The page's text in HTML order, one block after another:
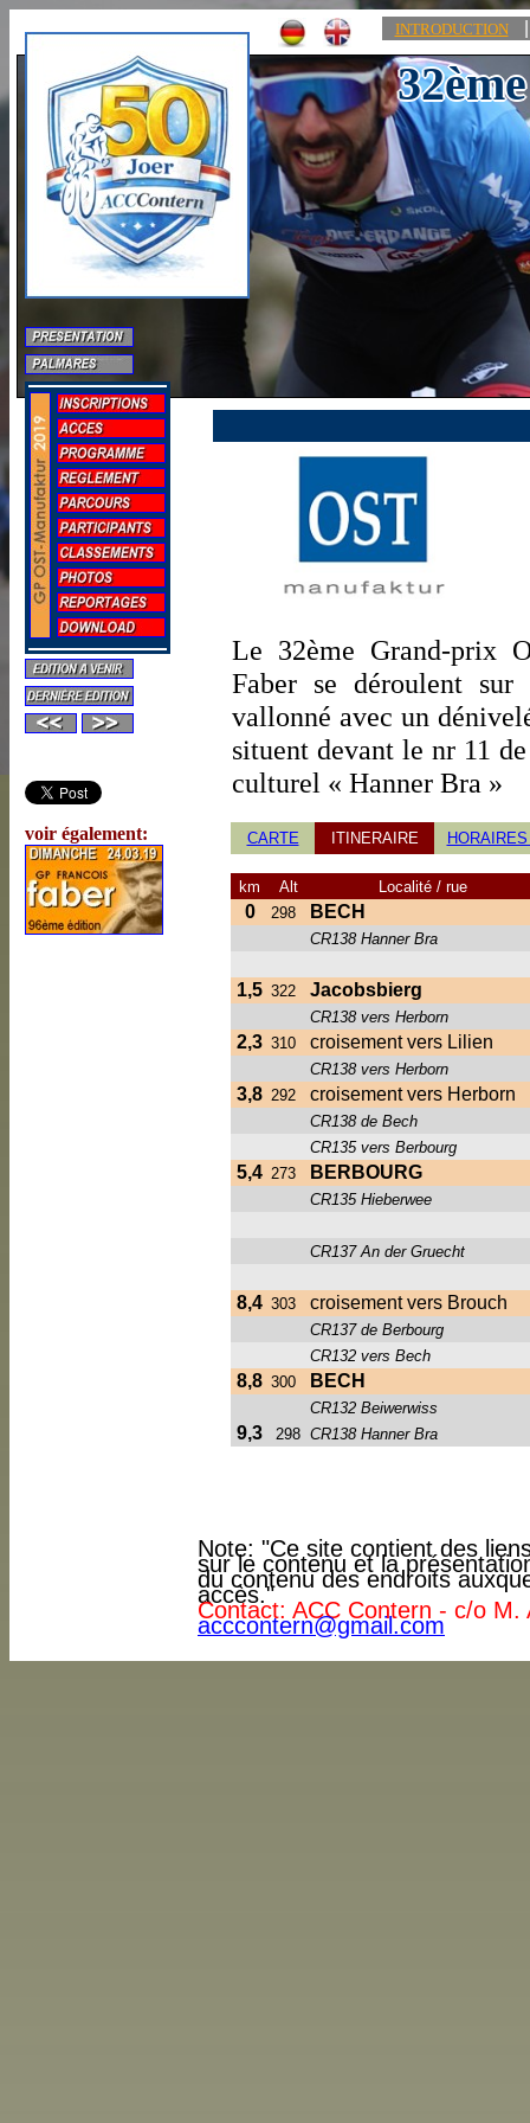
INTRODUCTION
voir également:
Le 32ème Grand-prix
Faber se déroulent
vallonné avec un
situent devant le nr 11
culturel « Hanner Bra »
CARTE ITINERAIRE
km Alt Localité / rue
0 298 BECH
CR138 Hanner Bra
1,5 322 Jacobsbierg
CR138 vers Herborn
2,3 310 croisement vers Lilien
CR138 vers Herborn
3,8 292 croisement vers Herborn
CR138 de Bech
CR135 vers Berbourg
5,4 273 BERBOURG
CR135 Hieberwee
CR137 An der Gruecht
8,4 303 croisement vers Brouch
CR137 de Berbourg
CR132 vers Bech
8,8 300 BECH
CR132 Beiwerwiss
9,3 298 CR138 Hanner Bra
Note: "Ce site contient des
sur le contenu et la
du contenu des endroits
accès."
Contact: ACC Contern - c/o
acccontern@gmail.com